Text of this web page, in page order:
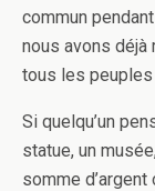
commun
nous avons
tous les
Si quelqu’un
statue, un
somme